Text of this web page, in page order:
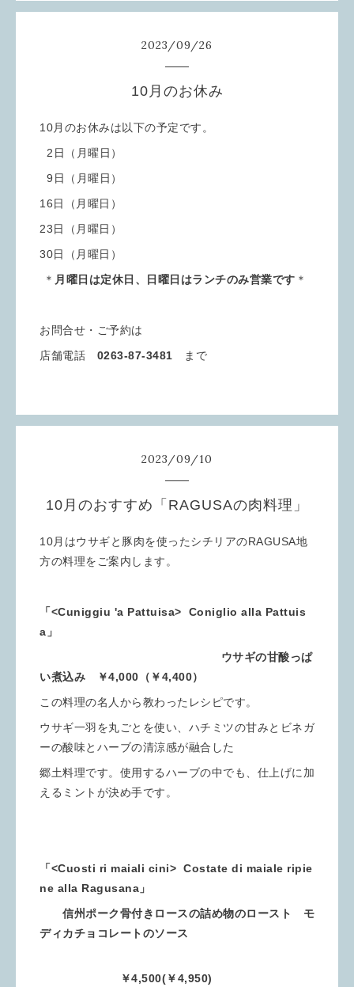
2023/09/26
10月のお休み
10月のお休みは以下の予定です。
2日（月曜日）
9日（月曜日）
16日（月曜日）
23日（月曜日）
30日（月曜日）
＊ 月曜日は定休日、日曜日はランチのみ営業です ＊
お問合せ・ご予約は
店舗電話 0263-87-3481 まで
2023/09/10
10月のおすすめ「RAGUSAの肉料理」
10月はウサギと豚肉を使ったシチリアのRAGUSA地
方の料理をご案内します。
「<Cuniggiu 'a Pattuisa>
Coniglio alla Pattuis
a」
ウサギの甘酸っぱ
い煮込み ￥4,000（￥4,400）
この料理の名人から教わったレシピです。
ウサギ一羽を丸ごとを使い、ハチミツの甘みとビネガ
ーの酸味とハーブの清涼感が融合した
郷土料理です。使用するハーブの中でも、仕上げに加
えるミントが決め手です。
「<Cuosti ri maiali cini> Costate di maiale ripie
ne alla Ragusana」
信州ポーク骨付きロースの詰め物のロースト モ
ディカチョコレートのソース
￥4,500(￥4,950)